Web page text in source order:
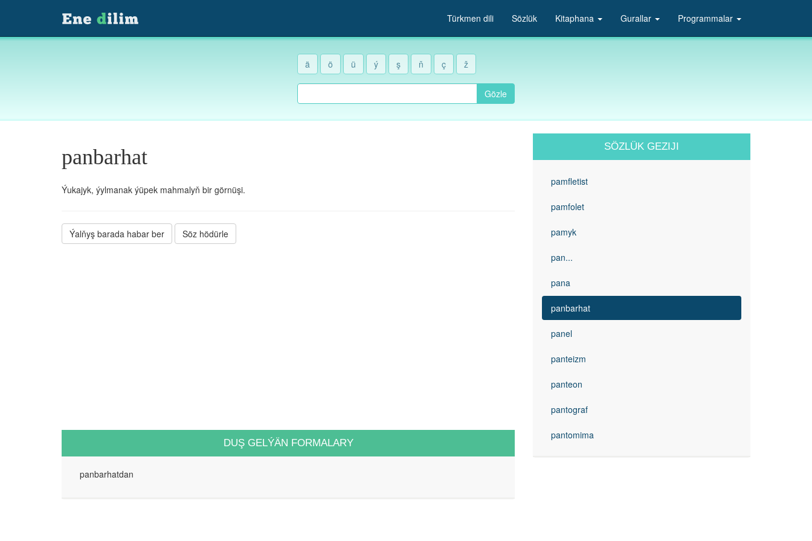
Türkmen dili Sözlük Kitaphana Gurallar Programmalar
ä ö ü ý ş ň ç ž
Gözle
panbarhat
Ýukajyk, ýylmanak ýüpek mahmalyň bir görnüşi.
Ýalňyş barada habar ber Söz hödürle
DUŞ GELÝÄN FORMALARY
panbarhatdan
SÖZLÜK GEZIJI
pamfletist
pamfolet
pamyk
pan...
pana
panbarhat
panel
panteizm
panteon
pantograf
pantomima